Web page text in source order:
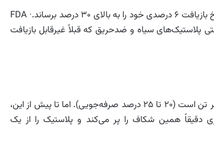
سنگاپور اولین برنامه دولتی گذرنامه پلاستیک را راه‌اندازی کرده تا نرخ بازیافت ۶ درصدی خود را به بالای ۳۰ درصد برساند.· FDA
پلاستیک‌های سیاه و ضدحریق که قبلاً غیرقابل بازیافت
قیمت پلاستیک نو حدود ۱۸۴۰ دلار و بازیافتی حدود ۱۴۳۰ دلار در هر تن است (۲۰ تا ۲۵ درصد صرفه‌جویی). اما تا پیش از این،
دقیقاً همین شکاف را پر می‌کند و پلاستیک را از یک